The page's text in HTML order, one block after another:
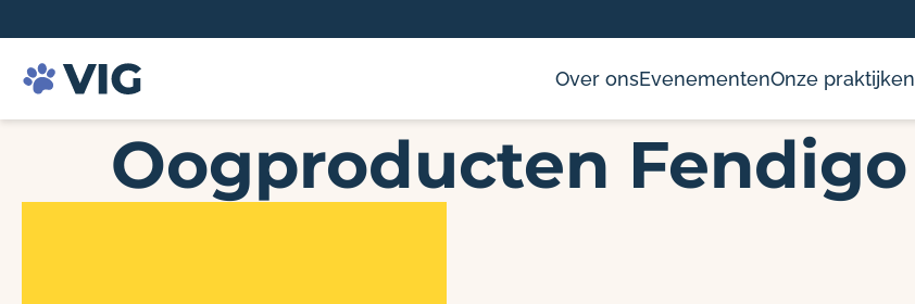
Over onsEvenementenOnze praktijken
Oogproducten Fendigo